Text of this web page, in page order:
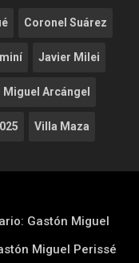
Coronel Suárez
Javier Milei
Miguel Arcángel
Villa Maza
Gastón Miguel
Miguel Perissé